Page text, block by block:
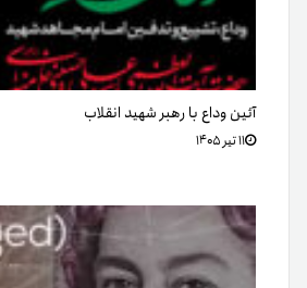
آئین وداع با رهبر شهید انقلاب
۱۱ تیر ۱۴۰۵